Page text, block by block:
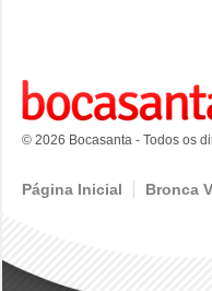
© 2026 Bocasanta - Todos os
Página Inicial Bronca